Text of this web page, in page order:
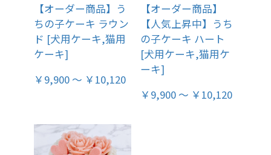
【オーダー商品】う
ちの子ケーキ ラウン
ド [犬用ケーキ,猫用
ケーキ]
￥9,900 ～ ￥10,120
【オーダー商品】
【人気上昇中】うち
の子ケーキ ハート
[犬用ケーキ,猫用ケ
ーキ]
￥9,900 ～ ￥10,120